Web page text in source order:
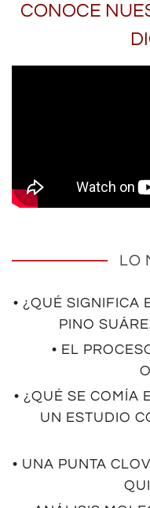
CONOCE
LO
• ¿QUÉ SIGNIFICA
PINO
• EL
• ¿QUÉ SE COMÍA
UN ESTUDIO
• UNA PUNTA